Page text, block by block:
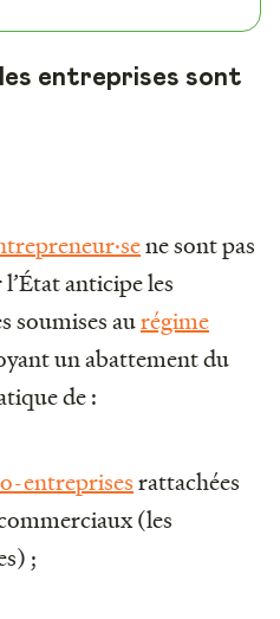
entreprises sont
ne sont pas
anticipe les
soumises aurégime
un abattement du
de :
entreprisesrattachées
(les
;